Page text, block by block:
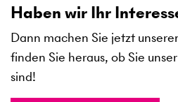
Haben wir Ihr
Dann machen Sie jetzt
finden Sie heraus, ob Sie
sind!